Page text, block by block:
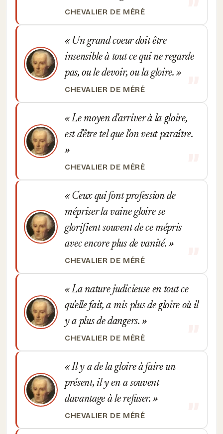
CHEVALIER DE MÉRÉ
Un grand coeur doit être
insensible à tout ce qui ne regarde
pas, ou le devoir, ou la gloire.
CHEVALIER DE MÉRÉ
Le moyen d'arriver à la gloire,
est d'être tel que l'on veut paraître.
CHEVALIER DE MÉRÉ
Ceux qui font profession de
mépriser la vaine gloire se
glorifient souvent de ce mépris
avec encore plus de vanité.
CHEVALIER DE MÉRÉ
La nature judicieuse en tout ce
qu'elle fait, a mis plus de gloire où il
y a plus de dangers.
CHEVALIER DE MÉRÉ
Il y a de la gloire à faire un
présent, il y en a souvent
davantage à le refuser.
CHEVALIER DE MÉRÉ